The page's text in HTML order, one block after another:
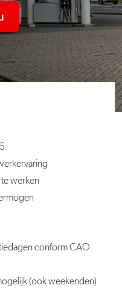
werken
conform CAO
(ook weekenden)